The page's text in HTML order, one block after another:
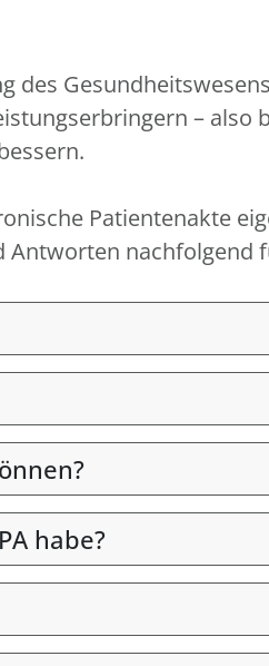
des
–
Patientenakte
nachfolgend
habe?